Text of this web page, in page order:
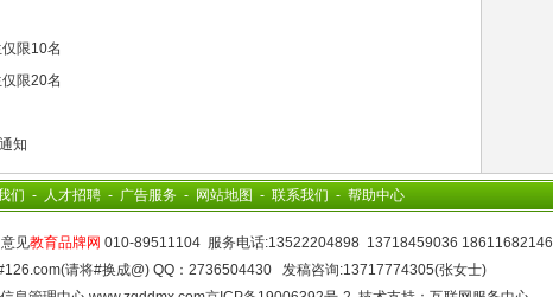
限10名
限20名
知
们 - 人才招聘 - 广告服务 - 网站地图 - 联系我们 - 帮助中心
见教育品牌网 010-89511104 服务电话:13522204898 13718459036 18611682146
请将#换成@) QQ：2736504430 发稿咨询:13717774305(张女士)